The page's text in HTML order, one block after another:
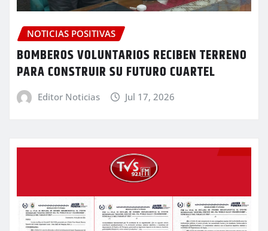
NOTICIAS POSITIVAS
BOMBEROS VOLUNTARIOS RECIBEN TERRENO
PARA CONSTRUIR SU FUTURO CUARTEL
Editor Noticias Jul 17, 2026